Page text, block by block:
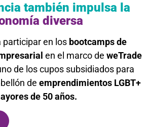
también impulsa la
diversa
participar en los bootcamps de
en el marco de weTrade
de los cupos subsidiados para
de emprendimientos LGBT+
de 50 años.